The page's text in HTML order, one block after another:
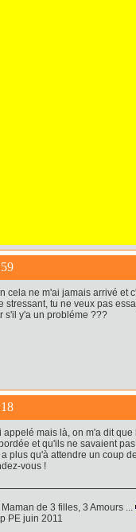
cela ne m'ai jamais arrivé et
stressant, tu ne veux pas
s'il y'a un probléme ???
appelé mais là, on m'a dit que
et qu'ils ne savaient
a plus qu'à attendre un coup
vous !
Maman de 3 filles, 3 Amours ...
PE juin 2011